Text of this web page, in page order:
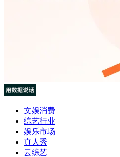
文娱消费
综艺行业
娱乐市场
真人秀
云综艺